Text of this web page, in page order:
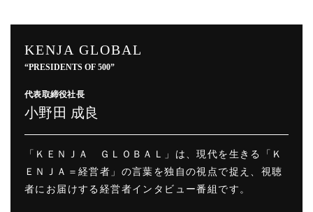
KENJA GLOBAL
“PRESIDENTS OF 500”
代表取締役社長
小野田 成良
「ＫＥＮＪＡ ＧＬＯＢＡＬ」は、現代を生きる「Ｋ
ＥＮＪＡ＝経営者」の言葉を独自の視点で捉え、視聴
者にお届けする経営者インタビュー番組です。